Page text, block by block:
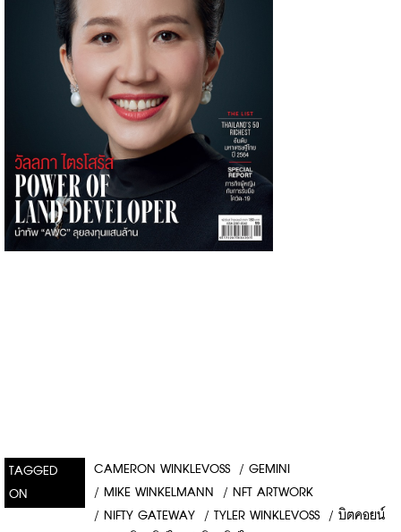
TAGGED
ON
CAMERON WINKLEVOSS / GEMINI
/ MIKE WINKELMANN / NFT ARTWORK
/ NIFTY GATEWAY / TYLER WINKLEVOSS / บิตคอยน์